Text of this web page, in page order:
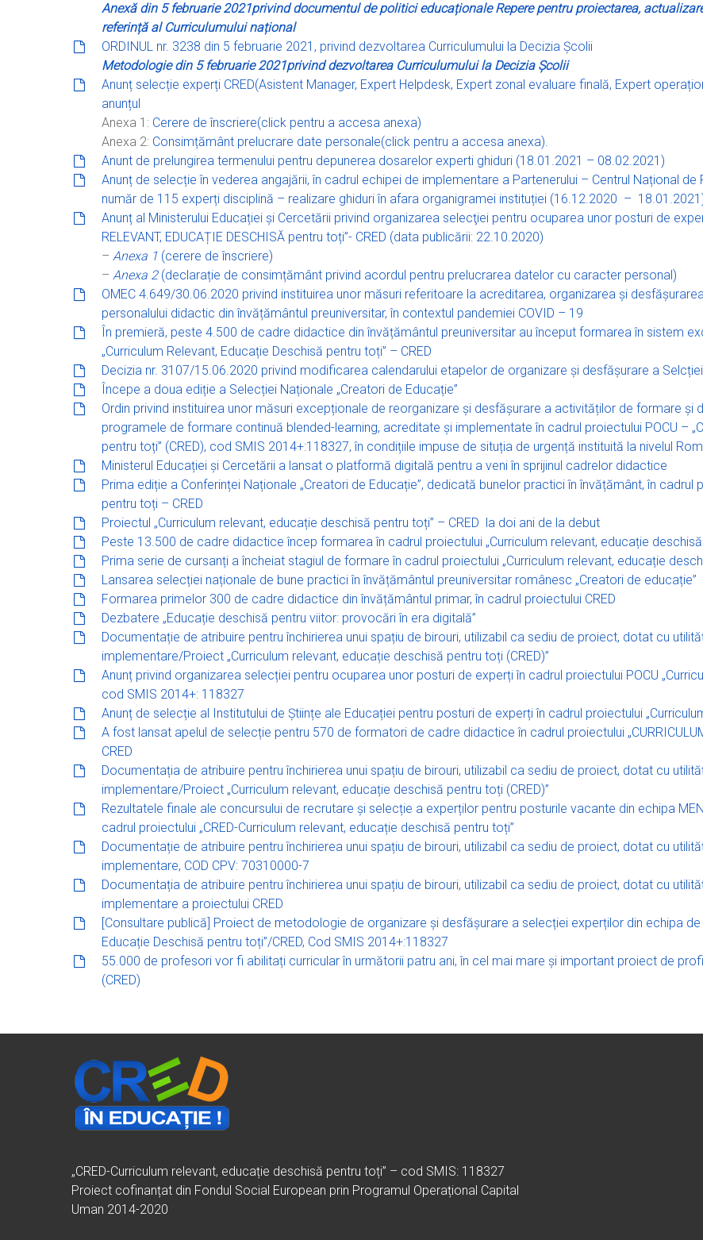
Anexădin 5 februarie 2021privind documentul de politici educaționale Repere pentru proiectarea,
referință al Curriculumului național
ORDINUL nr. 3238 din 5 februarie 2021, privind dezvoltarea Curriculumului la Decizia Școlii
Metodologie din 5 februarie 2021privind dezvoltarea Curriculumului la Decizia Școlii
Anunț selecție experți CRED(Asistent Manager, Expert Helpdesk, Expert zonal evaluare finală, Expert
anunțul
Anexa 1: Cerere de înscriere(click pentru a accesa anexa)
Anexa 2: Consimțământ prelucrare date personale(click pentru a accesa anexa).
Anunt de prelungirea termenului pentru depunerea dosarelor experti ghiduri (18.01.2021 – 08.02.2021)
Anunț de selecție în vederea angajării, în cadrul echipei de implementare a Partenerului – Centrul Național de
număr de 115 experți disciplină – realizare ghiduri în afara organigramei instituției (16.12.2020 –
Anunț al Ministerului Educației și Cercetării privind organizarea selecţiei pentru ocuparea unor posturi de
RELEVANT, EDUCAȚIE DESCHISĂ pentru toți”- CRED (data publicării: 22.10.2020)
– Anexa 1 (cerere de înscriere)
– Anexa 2(declarație de consimțământ privind acordul pentru prelucrarea datelor cu caracter personal)
OMEC 4.649/30.06.2020 privind instituirea unor măsuri referitoare la acreditarea, organizarea și
personalului didactic din învățământul preuniversitar, în contextul pandemiei COVID – 19
În premieră, peste 4.500 de cadre didactice din învățământul preuniversitar au început formarea în sistem
„Curriculum Relevant, Educație Deschisă pentru toți” – CRED
Decizia nr. 3107/15.06.2020 privind modificarea calendarului etapelor de organizare și desfășurare a
Începe a doua ediție a Selecției Naționale „Creatori de Educație”
Ordin privind instituirea unor măsuri excepționale de reorganizare și desfășurare a activităților de formare și
programele de formare continuă blended-learning, acreditate și implementate în cadrul proiectului POCU –
pentru toți” (CRED), cod SMIS 2014+:118327,în condițiile impuse de situția de urgență instituită la nivelul
Ministerul Educației și Cercetării a lansat o platformă digitală pentru a veni în sprijinul cadrelor didactice
Prima ediție a Conferinței Naționale „Creatori de Educație”, dedicată bunelor practici în învățământ, în cadrul
pentru toți – CRED
Proiectul „Curriculum relevant, educație deschisă pentru toți” – CRED la doi ani de la debut
Peste 13.500 de cadre didactice încep formarea în cadrul proiectului „Curriculum relevant, educație
Prima serie de cursanți a încheiat stagiul de formare în cadrul proiectului „Curriculum relevant, educație
Lansarea selecției naționale de bune practici în învățământul preuniversitar românesc „Creatori de educație”
Formarea primelor 300 de cadre didactice din învățământul primar, în cadrul proiectului CRED
Dezbatere „Educație deschisă pentru viitor: provocări în era digitală”
Documentație de atribuire pentru închirierea unui spațiu de birouri, utilizabil ca sediu de proiect, dotat cu
implementare/Proiect „Curriculum relevant, educație deschisă pentru toți (CRED)”
Anunț privind organizarea selecției pentru ocuparea unor posturi de experți în cadrul proiectului POCU
cod SMIS 2014+: 118327
Anunț de selecție al Institutului de Științe ale Educației pentru posturi de experți în cadrul proiectului
A fost lansat apelul de selecție pentru 570 de formatori de cadre didactice în cadrul proiectului „CURRICULUM
CRED
Documentația de atribuire pentru închirierea unui spațiu de birouri, utilizabil ca sediu de proiect, dotat cu
implementare/Proiect „Curriculum relevant, educație deschisă pentru toți (CRED)”
Rezultatele finale ale concursului de recrutare și selecție a experților pentru posturile vacante din echipa
cadrul proiectului „CRED-Curriculum relevant, educație deschisă pentru toți”
Documentație de atribuire pentru închirierea unui spațiu de birouri, utilizabil ca sediu de proiect, dotat cu
implementare, COD CPV: 70310000-7
Documentația de atribuire pentru închirierea unui spațiu de birouri, utilizabil ca sediu de proiect, dotat cu
implementare a proiectului CRED
[Consultare publică] Proiect de metodologie de organizare și desfășurare a selecției experților din echipa
Educație Deschisă pentru toți”/CRED, Cod SMIS 2014+:118327
55.000 de profesori vor fi abilitați curricular în următorii patru ani, în cel mai mare și important proiect de
(CRED)
„CRED-Curriculum relevant, educație deschisă pentru toți” – cod SMIS: 118327
Proiect cofinanțat din Fondul Social European prin Programul Operațional Capital
Uman 2014-2020